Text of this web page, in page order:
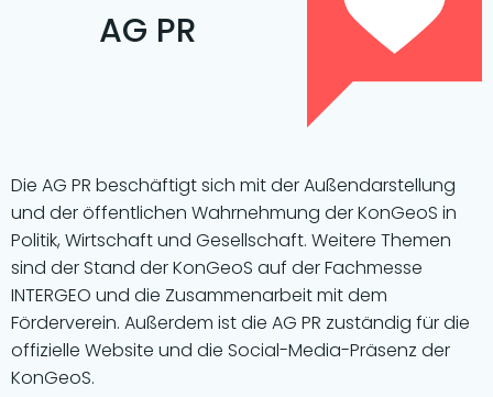
AG PR
Die AG PR beschäftigt sich mit der Außendarstellung
und der öffentlichen Wahrnehmung der KonGeoS in
Politik, Wirtschaft und Gesellschaft. Weitere Themen
sind der Stand der KonGeoS auf der Fachmesse
INTERGEO und die Zusammenarbeit mit dem
Förderverein. Außerdem ist die AG PR zuständig für die
offizielle Website und die Social-Media-Präsenz der
KonGeoS.